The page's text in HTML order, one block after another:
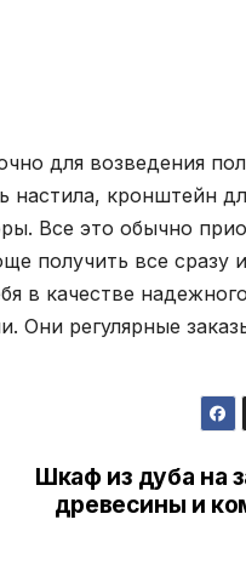
для возведения
кронштейн
Все это обычно
получить все сразу
в качестве
Они регулярные
Шкаф из дуба на
древесины и